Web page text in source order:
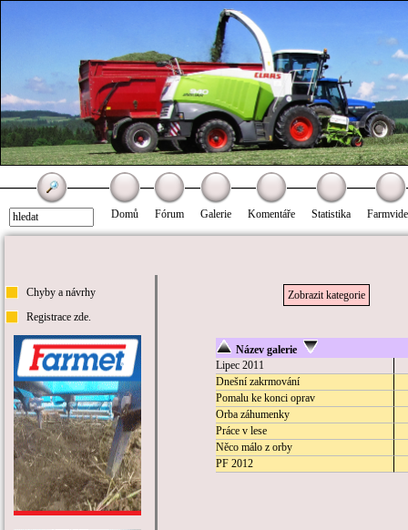
Domů Fórum Galerie Komentáře Statistika
Chyby a návrhy
Registrace zde.
Zobrazit kategorie
Název galerie
Lipec 2011
Dnešní zakrmování
Pomalu ke konci oprav
Orba záhumenky
Práce v lese
Něco málo z orby
PF 2012